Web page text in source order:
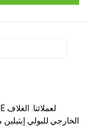
الخارجي للبولي إيثيلين